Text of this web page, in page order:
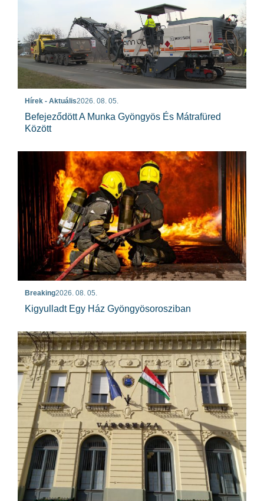
Hírek - Aktuális2026. 08. 05.
Befejeződött A Munka Gyöngyös És Mátrafüred
Között
Breaking2026. 08. 05.
Kigyulladt Egy Ház Gyöngyösorosziban